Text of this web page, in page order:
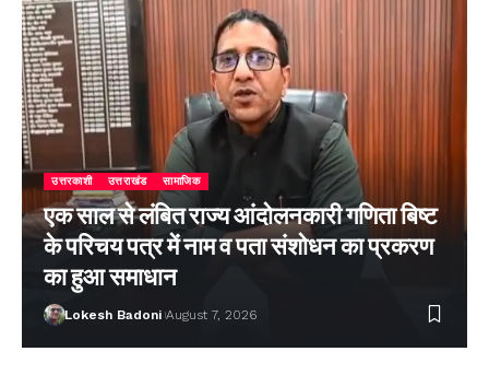
उत्तरकाशी उत्तराखंड सामाजिक
एक साल से लंबित राज्य आंदोलनकारी गणिता बिष्ट
के परिचय पत्र में नाम व पता संशोधन का प्रकरण
का हुआ समाधान
Lokesh Badoni August 7, 2026